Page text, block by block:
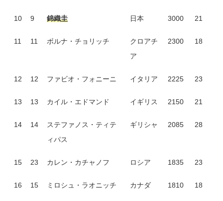
10 9 錦織圭 日本 3000 21
11 11 ボルナ・チョリッチ
クロアチ
ア
2300 18
12 12 ファビオ・フォニーニ イタリア 2225 23
13 13 カイル・エドマンド イギリス 2150 21
14 14
ステファノス・ティテ
ィパス
ギリシャ 2085 28
15 23 カレン・カチャノフ ロシア 1835 23
16 15 ミロシュ・ラオニッチ カナダ 1810 18